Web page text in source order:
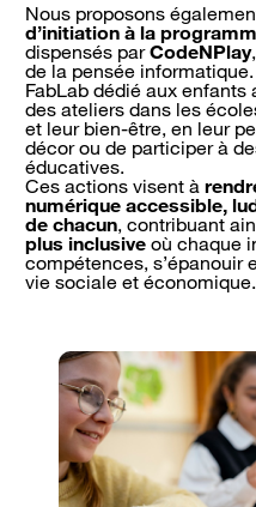
Nous proposons
d’initiation à la
dispensés parCodeNPlay
de la pensée
FabLab dédié aux
des ateliers dans les
et leur bien-être, en leur
décor ou de participer à
éducatives.
Ces actions visent à
numérique accessible,
de chacun, contribuant
plus inclusiveoù chaque
compétences, s’épanouir
vie sociale et économique.